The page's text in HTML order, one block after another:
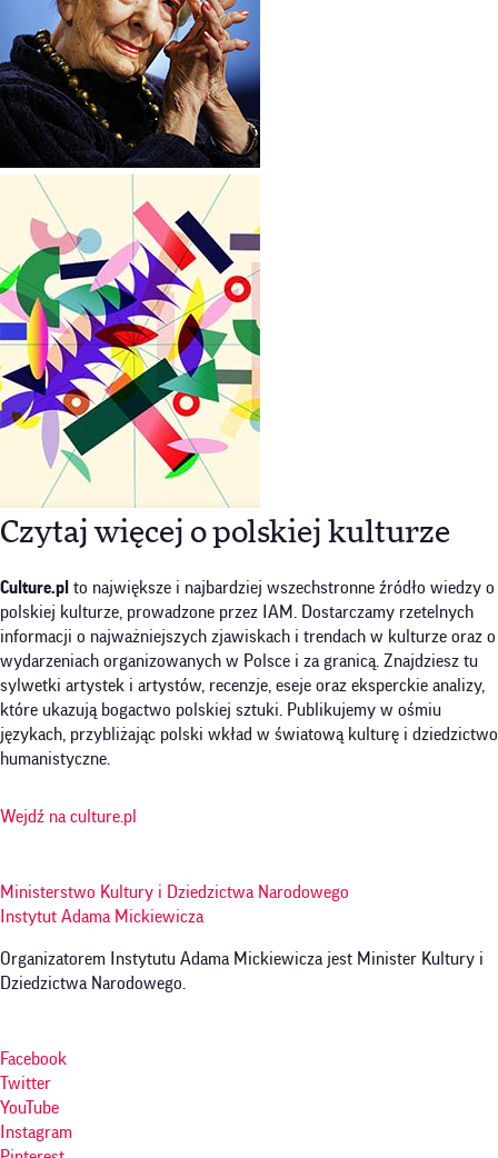
Czytaj więcej o polskiej kulturze
Culture.pl to największe i najbardziej wszechstronne źródło wiedzy o
polskiej kulturze, prowadzone przez IAM. Dostarczamy rzetelnych
informacji o najważniejszych zjawiskach i trendach w kulturze oraz o
wydarzeniach organizowanych w Polsce i za granicą. Znajdziesz tu
sylwetki artystek i artystów, recenzje, eseje oraz eksperckie analizy,
które ukazują bogactwo polskiej sztuki. Publikujemy w ośmiu
językach, przybliżając polski wkład w światową kulturę i dziedzictwo
humanistyczne.
Wejdź na culture.pl
Ministerstwo Kultury i Dziedzictwa Narodowego
Instytut Adama Mickiewicza
Organizatorem Instytutu Adama Mickiewicza jest Minister Kultury i
Dziedzictwa Narodowego.
Facebook
Twitter
YouTube
Instagram